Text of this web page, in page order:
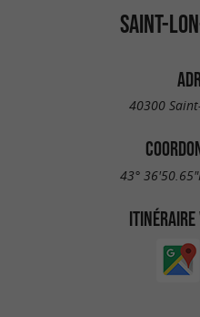
SAINT-
40300
43°